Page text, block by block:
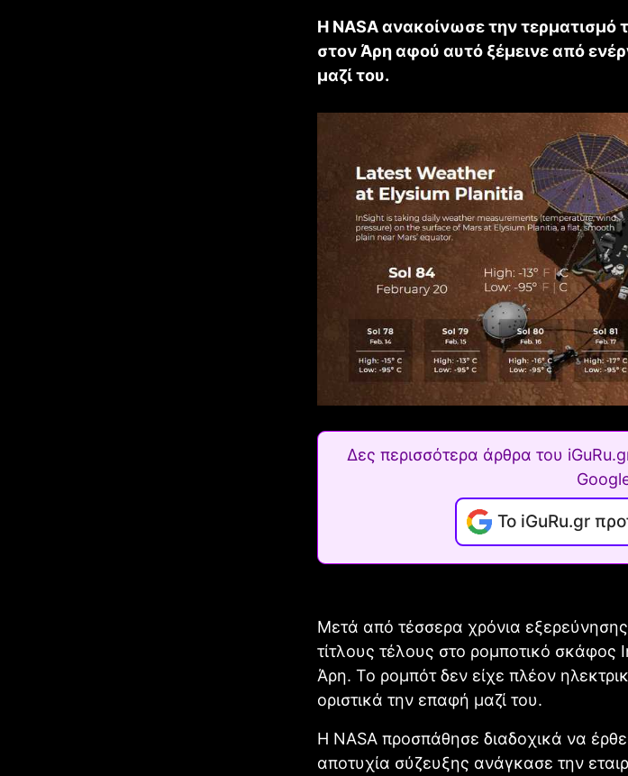
Η NASA ανακοίνωσε την
στον Άρη αφού αυτό ξέμεινε από
μαζί του.
Δες περισσότερα άρθρα του
Το iGuRu.gr
Μετά από τέσσερα χρόνια
τίτλους τέλους στο ρομποτικό
Άρη. Το ρομπότ δεν είχε πλέον
οριστικά την επαφή μαζί του.
Η NASA προσπάθησε διαδοχικά να
αποτυχία σύζευξης ανάγκασε την